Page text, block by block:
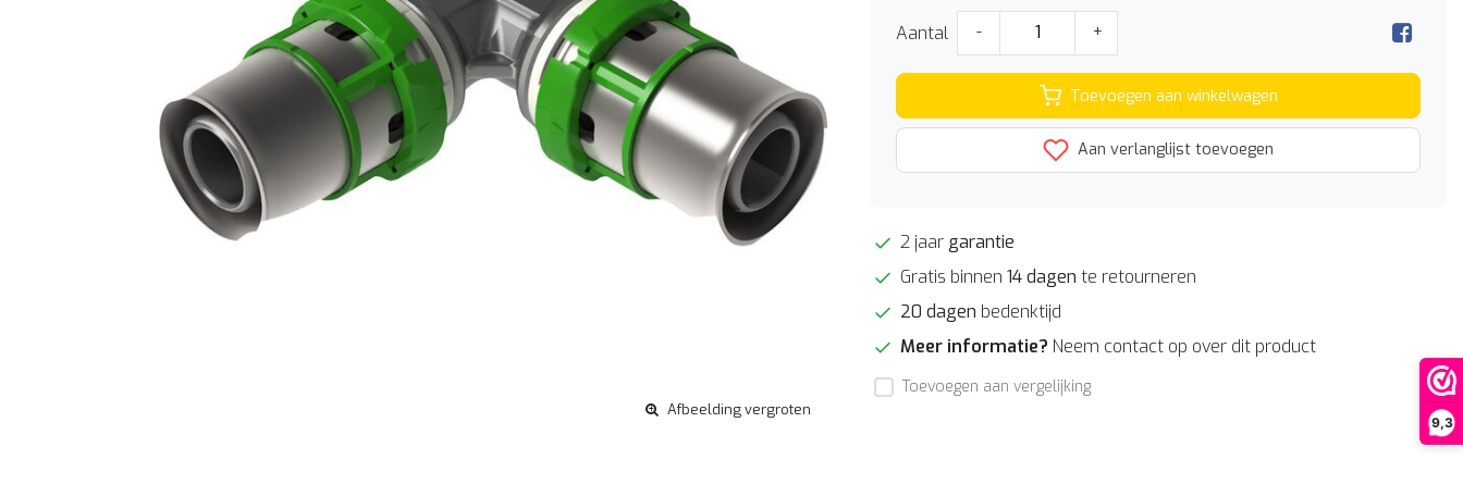
9,3
Afbeelding vergroten
Aantal - +
Toevoegen aan winkelwagen
Aan verlanglijst toevoegen
2 jaar garantie
Gratis binnen 14 dagen te retourneren
20 dagen bedenktijd
Meer informatie? Neem contact op over dit product
Toevoegen aan vergelijking